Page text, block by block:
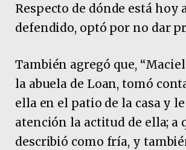
Respecto de dónde está hoy
defendido, optó por no dar
También agregó que,
la abuela de Loan, tomó
ella en el patio de la casa y
atención la actitud de ella; a
describió como fría, y